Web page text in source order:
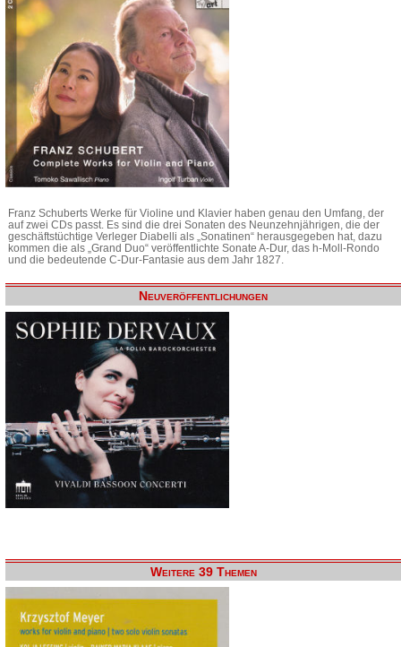
Franz Schuberts Werke für Violine und Klavier haben genau den Umfang, der
auf zwei CDs passt. Es sind die drei Sonaten des Neunzehnjährigen, die der
geschäftstüchtige Verleger Diabelli als „Sonatinen“ herausgegeben hat, dazu
kommen die als „Grand Duo“ veröffentlichte Sonate A-Dur, das h-Moll-Rondo
und die bedeutende C-Dur-Fantasie aus dem Jahr 1827.
Neuveröffentlichungen
Weitere 39 Themen